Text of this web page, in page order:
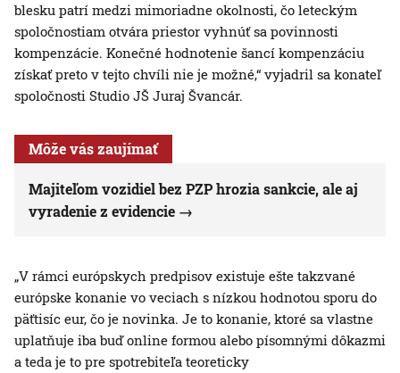
blesku patrí medzi mimoriadne okolnosti, čo leteckým
spoločnostiam otvára priestor vyhnúť sa povinnosti
kompenzácie. Konečné hodnotenie šancí kompenzáciu
získať preto v tejto chvíli nie je možné,“ vyjadril sa konateľ
spoločnosti Studio JŠ Juraj Švancár.
Môže vás zaujímať
Majiteľom vozidiel bez PZP hrozia sankcie, ale aj
vyradenie z evidencie
„V rámci európskych predpisov existuje ešte takzvané
európske konanie vo veciach s nízkou hodnotou sporu do
päťtisíc eur, čo je novinka. Je to konanie, ktoré sa vlastne
uplatňuje iba buď online formou alebo písomnými dôkazmi
a teda je to pre spotrebiteľa teoreticky